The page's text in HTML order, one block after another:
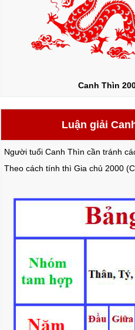
Canh Thìn
Luận giải
Người tuổi Canh Thìn cần tránh
Theo cách tính thì Gia chủ 2000